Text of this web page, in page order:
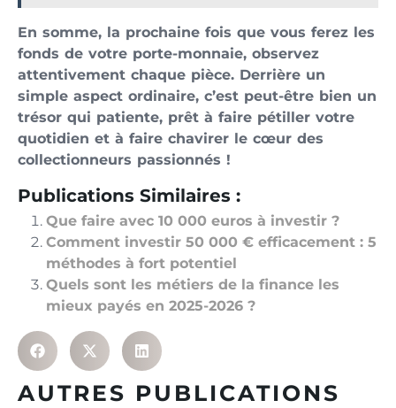
En somme, la prochaine fois que vous ferez les
fonds de votre porte-monnaie, observez
attentivement chaque pièce. Derrière un
simple aspect ordinaire, c’est peut-être bien un
trésor qui patiente, prêt à faire pétiller votre
quotidien et à faire chavirer le cœur des
collectionneurs passionnés !
Publications Similaires :
Que faire avec 10 000 euros à investir ?
Comment investir 50 000 € efficacement : 5
méthodes à fort potentiel
Quels sont les métiers de la finance les
mieux payés en 2025-2026 ?
AUTRES PUBLICATIONS